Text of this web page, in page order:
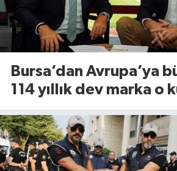
Bursa’dan Avrupa’ya
114 yıllık dev marka o